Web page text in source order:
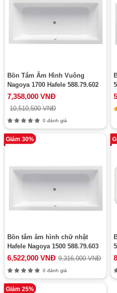
Bồn Tắm Âm Hình Vuông
Nagoya 1700 Hafele 588.79.602
7,358,000 VNĐ
10,510,500 VNĐ
0 đánh giá
Giảm 30%
Bồn tắm âm hình chữ nhật
Hafele Nagoya 1500 588.79.603
6,522,000 VNĐ 9,316,000 VNĐ
0 đánh giá
Giảm 25%